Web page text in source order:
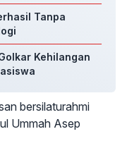
Tanpa
Kehilangan
bersilaturahmi
Ummah Asep